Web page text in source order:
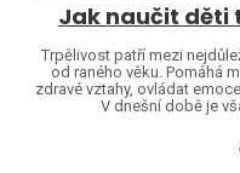
Trpělivost patří mezi
od raného věku. Pomáhá
zdravé vztahy, ovládat
V dnešní době je